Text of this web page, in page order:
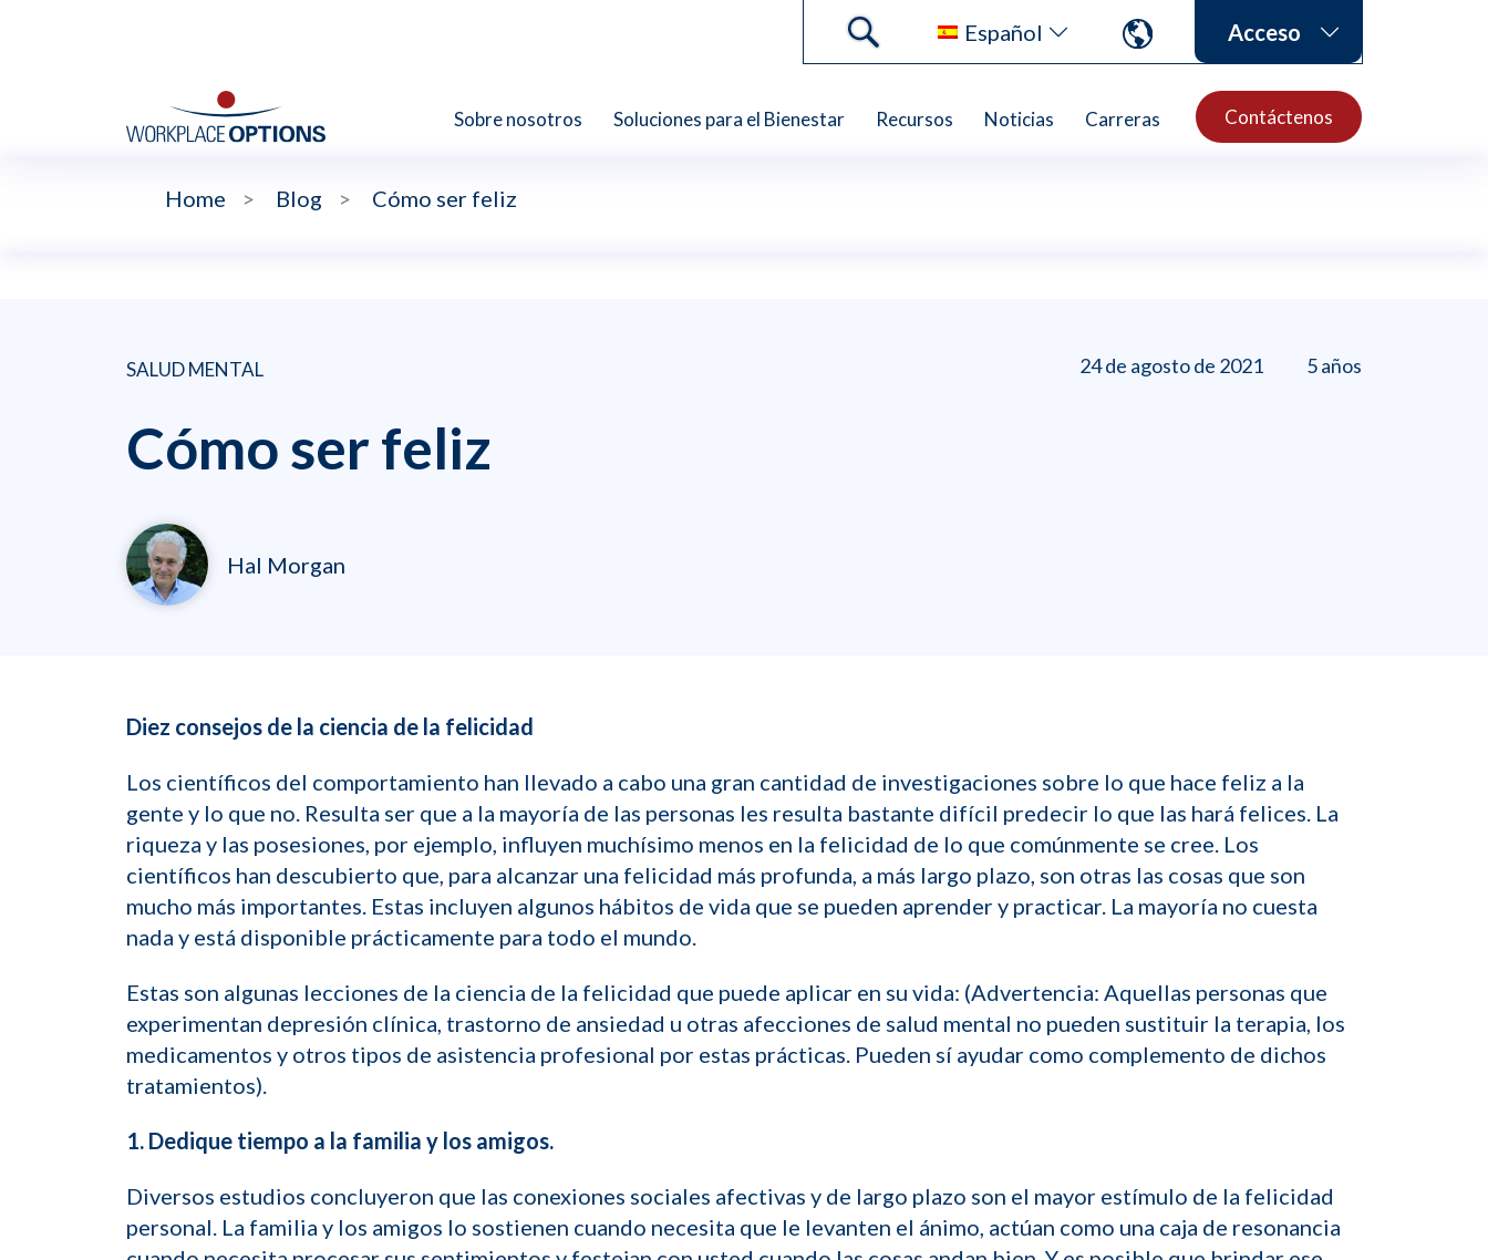
Español Acceso
Sobre nosotros Soluciones para el Bienestar Recursos Noticias Carreras Contáctenos
Home > Blog > Cómo ser feliz
SALUD MENTAL 24 de agosto de 2021 5 años
Cómo ser feliz
Hal Morgan
Diez consejos de la ciencia de la felicidad
Los científicos del comportamiento han llevado a cabo una gran cantidad de investigaciones sobre lo que hace feliz a la
gente y lo que no. Resulta ser que a la mayoría de las personas les resulta bastante difícil predecir lo que las hará felices. La
riqueza y las posesiones, por ejemplo, influyen muchísimo menos en la felicidad de lo que comúnmente se cree. Los
científicos han descubierto que, para alcanzar una felicidad más profunda, a más largo plazo, son otras las cosas que son
mucho más importantes. Estas incluyen algunos hábitos de vida que se pueden aprender y practicar. La mayoría no cuesta
nada y está disponible prácticamente para todo el mundo.
Estas son algunas lecciones de la ciencia de la felicidad que puede aplicar en su vida: (Advertencia: Aquellas personas que
experimentan depresión clínica, trastorno de ansiedad u otras afecciones de salud mental no pueden sustituir la terapia, los
medicamentos y otros tipos de asistencia profesional por estas prácticas. Pueden sí ayudar como complemento de dichos
tratamientos).
1. Dedique tiempo a la familia y los amigos.
Diversos estudios concluyeron que las conexiones sociales afectivas y de largo plazo son el mayor estímulo de la felicidad
personal. La familia y los amigos lo sostienen cuando necesita que le levanten el ánimo, actúan como una caja de resonancia